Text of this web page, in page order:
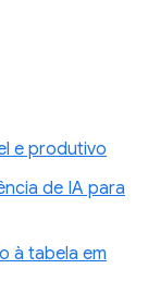
e produtivo
de IA para
à tabela em